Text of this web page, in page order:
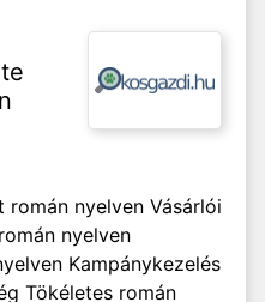
nyelven Vásárlói
nyelven
Kampánykezelés
Tökéletes román